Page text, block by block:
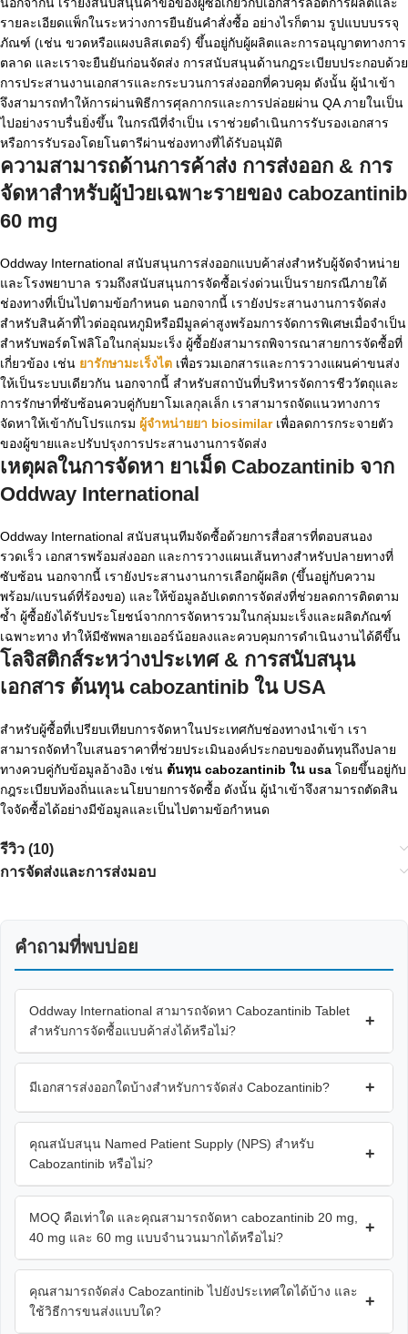
รายละเอียดแพ็กในระหว่างการยืนยันคำสั่งซื้อ อย่างไรก็ตาม รูปแบบบรรจุ
ภัณฑ์ (เช่น ขวดหรือแผงบลิสเตอร์) ขึ้นอยู่กับผู้ผลิตและการอนุญาตทางการ
ตลาด และเราจะยืนยันก่อนจัดส่ง การสนับสนุนด้านกฎระเบียบประกอบด้วย
การประสานงานเอกสารและกระบวนการส่งออกที่ควบคุม ดังนั้น ผู้นำเข้า
จึงสามารถทำให้การผ่านพิธีการศุลกากรและการปล่อยผ่าน QA ภายในเป็น
ไปอย่างราบรื่นยิ่งขึ้น ในกรณีที่จำเป็น เราช่วยดำเนินการรับรองเอกสาร
หรือการรับรองโดยโนตารีผ่านช่องทางที่ได้รับอนุมัติ
ความสามารถด้านการค้าส่ง การส่งออก & การ
จัดหาสำหรับผู้ป่วยเฉพาะรายของ cabozantinib
60 mg
Oddway International สนับสนุนการส่งออกแบบค้าส่งสำหรับผู้จัดจำหน่าย
และโรงพยาบาล รวมถึงสนับสนุนการจัดซื้อเร่งด่วนเป็นรายกรณีภายใต้
ช่องทางที่เป็นไปตามข้อกำหนด นอกจากนี้ เรายังประสานงานการจัดส่ง
สำหรับสินค้าที่ไวต่ออุณหภูมิหรือมีมูลค่าสูงพร้อมการจัดการพิเศษเมื่อจำเป็น
สำหรับพอร์ตโฟลิโอในกลุ่มมะเร็ง ผู้ซื้อยังสามารถพิจารณาสายการจัดซื้อที่
เกี่ยวข้อง เช่น ยารักษามะเร็งไต เพื่อรวมเอกสารและการวางแผนค่าขนส่ง
ให้เป็นระบบเดียวกัน นอกจากนี้ สำหรับสถาบันที่บริหารจัดการชีววัตถุและ
การรักษาที่ซับซ้อนควบคู่กับยาโมเลกุลเล็ก เราสามารถจัดแนวทางการ
จัดหาให้เข้ากับโปรแกรม ผู้จำหน่ายยา biosimilarเพื่อลดการกระจายตัว
ของผู้ขายและปรับปรุงการประสานงานการจัดส่ง
เหตุผลในการจัดหา ยาเม็ด Cabozantinib จาก
Oddway International
Oddway International สนับสนุนทีมจัดซื้อด้วยการสื่อสารที่ตอบสนอง
รวดเร็ว เอกสารพร้อมส่งออก และการวางแผนเส้นทางสำหรับปลายทางที่
ซับซ้อน นอกจากนี้ เรายังประสานงานการเลือกผู้ผลิต (ขึ้นอยู่กับความ
พร้อม/แบรนด์ที่ร้องขอ) และให้ข้อมูลอัปเดตการจัดส่งที่ช่วยลดการติดตาม
ซ้ำ ผู้ซื้อยังได้รับประโยชน์จากการจัดหารวมในกลุ่มมะเร็งและผลิตภัณฑ์
เฉพาะทาง ทำให้มีซัพพลายเออร์น้อยลงและควบคุมการดำเนินงานได้ดีขึ้น
โลจิสติกส์ระหว่างประเทศ & การสนับสนุน
เอกสาร ต้นทุน cabozantinib ใน USA
สำหรับผู้ซื้อที่เปรียบเทียบการจัดหาในประเทศกับช่องทางนำเข้า เรา
สามารถจัดทำใบเสนอราคาที่ช่วยประเมินองค์ประกอบของต้นทุนถึงปลาย
ทางควบคู่กับข้อมูลอ้างอิง เช่น ต้นทุน cabozantinib ใน usa โดยขึ้นอยู่กับ
กฎระเบียบท้องถิ่นและนโยบายการจัดซื้อ ดังนั้น ผู้นำเข้าจึงสามารถตัดสิน
ใจจัดซื้อได้อย่างมีข้อมูลและเป็นไปตามข้อกำหนด
รีวิว (10)
การจัดส่งและการส่งมอบ
คำถามที่พบบ่อย
Oddway International สามารถจัดหา Cabozantinib Tablet
สำหรับการจัดซื้อแบบค้าส่งได้หรือไม่?
+
มีเอกสารส่งออกใดบ้างสำหรับการจัดส่ง Cabozantinib? +
คุณสนับสนุน Named Patient Supply (NPS) สำหรับ
Cabozantinib หรือไม่?
+
MOQ คือเท่าใด และคุณสามารถจัดหา cabozantinib 20 mg,
40 mg และ 60 mg แบบจำนวนมากได้หรือไม่?
+
คุณสามารถจัดส่ง Cabozantinib ไปยังประเทศใดได้บ้าง และ
ใช้วิธีการขนส่งแบบใด?
+